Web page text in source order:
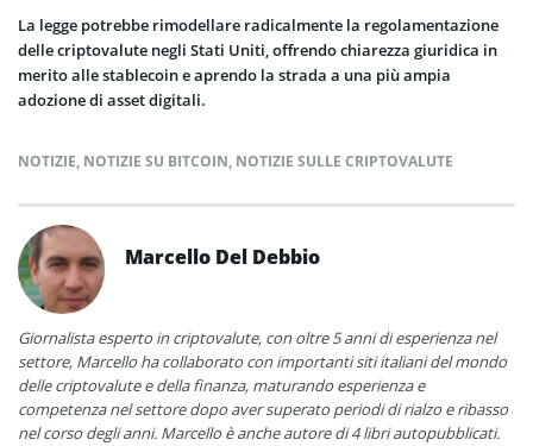
La legge potrebbe rimodellare radicalmente la regolamentazione
delle criptovalute negli Stati Uniti, offrendo chiarezza giuridica in
merito alle stablecoin e aprendo la strada a una più ampia
adozione di asset digitali.
NOTIZIE, NOTIZIE SU BITCOIN, NOTIZIE SULLE CRIPTOVALUTE
Marcello Del Debbio
Giornalista esperto in criptovalute, con oltre 5 anni di esperienza nel
settore, Marcello ha collaborato con importanti siti italiani del mondo
delle criptovalute e della finanza, maturando esperienza e
competenza nel settore dopo aver superato periodi di rialzo e ribasso
nel corso degli anni. Marcello è anche autore di 4 libri autopubblicati.